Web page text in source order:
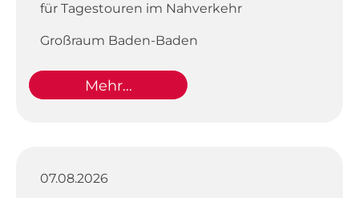
für Tagestouren im Nahverkehr
Großraum Baden-Baden
Mehr...
07.08.2026